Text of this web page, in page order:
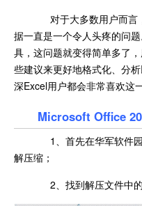
对于大多数用户而言
据一直是一个令人头疼的问
具，这问题就变得简单多了
些建议来更好地格式化、分
深Excel用户都会非常喜欢这
Microsoft Office
1、首先在华军软件
解压缩；
2、找到解压文件中的